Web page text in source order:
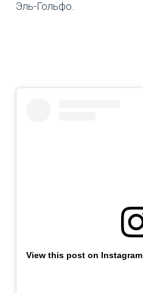
Эль-Гольфо.
View this post on Instagram